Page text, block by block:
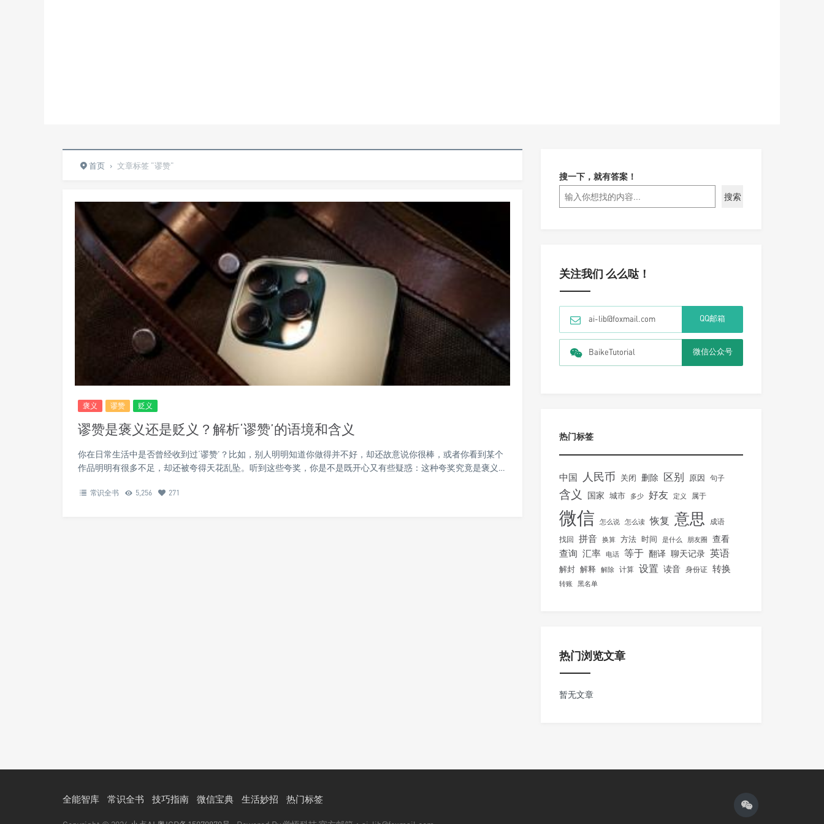
首页 › 文章标签 "谬赞"
褒义 谬赞 贬义
谬赞是褒义还是贬义？解析‘谬赞’的语境和含义
你在日常生活中是否曾经收到过‘谬赞’？比如，别人明明知道你做得并不好，却还故意说你很棒，或者你看到某个
作品明明有很多不足，却还被夸得天花乱坠。听到这些夸奖，你是不是既开心又有些疑惑：这种夸奖究竟是褒义…
常识全书 5,256 271
搜一下，就有答案！
搜索
关注我们 么么哒！
ai-lib@foxmail.com QQ邮箱
BaikeTutorial 微信公众号
热门标签
中国 人民币 关闭 删除 区别 原因 句子
含义 国家 城市 多少 好友 定义 属于
微信 怎么说 怎么读 恢复 意思 成语
找回 拼音 换算 方法 时间 是什么 朋友圈 查看
查询 汇率 电话 等于 翻译 聊天记录 英语
解封 解释 解除 计算 设置 读音 身份证 转换
转账 黑名单
热门浏览文章
暂无文章
全能智库 常识全书 技巧指南 微信宝典 生活妙招 热门标签